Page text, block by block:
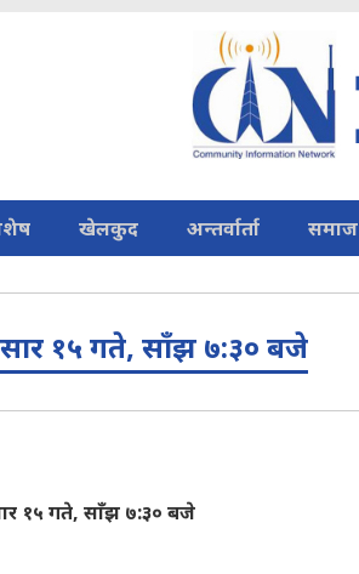
खेलकुद अन्तर्वार्ता समाज
१५ गते, साँझ ७:३० बजे
१५ गते, साँझ ७:३० बजे